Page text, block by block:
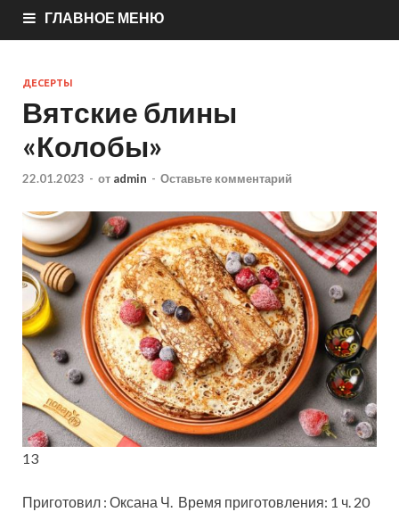
ГЛАВНОЕ МЕНЮ
ДЕСЕРТЫ
Вятские блины
«Колобы»
22.01.2023 - от admin - Оставьте комментарий
13
Приготовил : Оксана Ч. Время приготовления: 1 ч. 20